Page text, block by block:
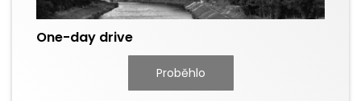
One-day drive
Proběhlo